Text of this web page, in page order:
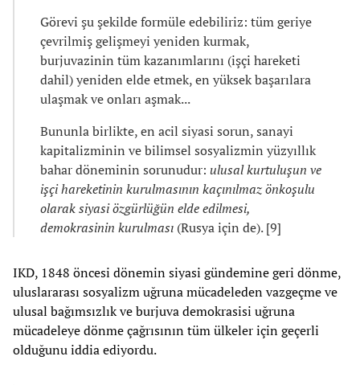
Görevi şu şekilde formüle edebiliriz: tüm geriye
çevrilmiş gelişmeyi yeniden kurmak,
burjuvazinin tüm kazanımlarını (işçi hareketi
dahil) yeniden elde etmek, en yüksek başarılara
ulaşmak ve onları aşmak...
Bununla birlikte, en acil siyasi sorun, sanayi
kapitalizminin ve bilimsel sosyalizmin yüzyıllık
bahar döneminin sorunudur: ulusal kurtuluşun ve
işçi hareketinin kurulmasının kaçınılmaz önkoşulu
olarak siyasi özgürlüğün elde edilmesi,
demokrasinin kurulması (Rusya için de). [9]
IKD, 1848 öncesi dönemin siyasi gündemine geri dönme,
uluslararası sosyalizm uğruna mücadeleden vazgeçme ve
ulusal bağımsızlık ve burjuva demokrasisi uğruna
mücadeleye dönme çağrısının tüm ülkeler için geçerli
olduğunu iddia ediyordu.